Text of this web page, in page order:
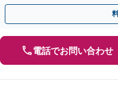
相続手続きをお手伝いします【
電話でお問い合わせ